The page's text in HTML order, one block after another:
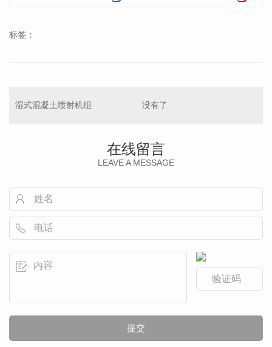
标签：
湿式混凝土喷射机组 没有了
在线留言
LEAVE A MESSAGE